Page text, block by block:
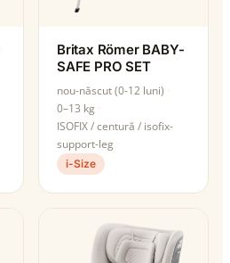
Britax Römer BABY-
SAFE PRO SET
nou-născut (0-12 luni)
0–13 kg
ISOFIX / centură / isofix-
support-leg
i-Size